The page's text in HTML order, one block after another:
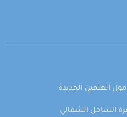
العلمين الجديدة
الساحل الشمالي